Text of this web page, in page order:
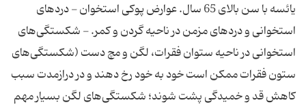
یائسه‌ با سن‌ بالای‌ 65 سال. عوارض‌ پوكی‌ استخوان‌ - دردهای‌
استخوانی‌ و دردهای‌ مزمن‌ در ناحیه‌ گردن‌ و كمر. - شكستگی‌های‌
استخوانی‌ در ناحیه‌ ستوان‌ فقرات، لگن‌ و مچ‌ دست‌ (شكستگی‌های‌
ستون‌ فقرات‌ ممكن‌ است‌ خود به ‌خود رخ‌ دهند و در درازمدت‌ سبب‌
كاهش‌ قد و خمیدگی‌ پشت‌ شوند؛ شكستگی‌های‌ لگن‌ بسیار مهم